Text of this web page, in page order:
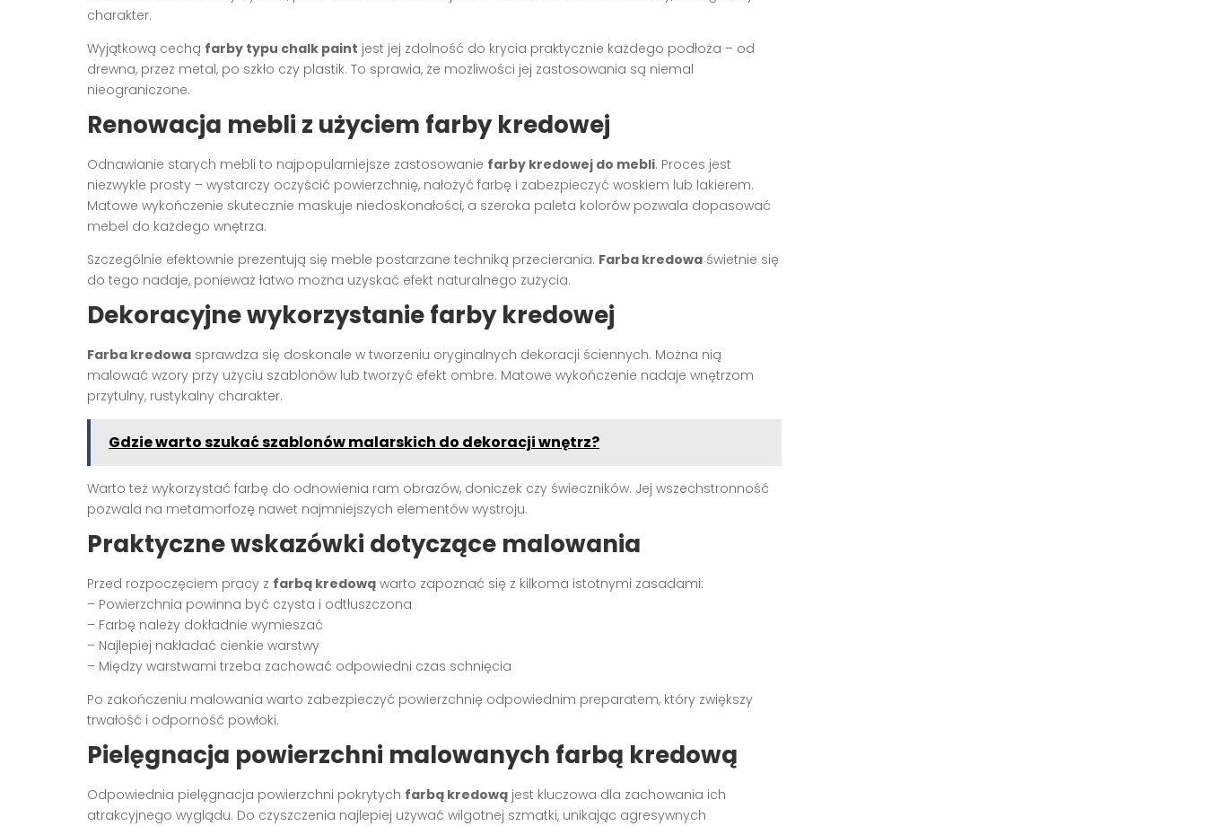
charakter.
Wyjątkową cechą farby typu chalk paint jest jej zdolność do krycia praktycznie każdego podłoża – od
drewna, przez metal, po szkło czy plastik. To sprawia, że możliwości jej zastosowania są niemal
nieograniczone.
Renowacja mebli z użyciem farby kredowej
Odnawianie starych mebli to najpopularniejsze zastosowanie farby kredowej do mebli. Proces jest
niezwykle prosty – wystarczy oczyścić powierzchnię, nałożyć farbę i zabezpieczyć woskiem lub lakierem.
Matowe wykończenie skutecznie maskuje niedoskonałości, a szeroka paleta kolorów pozwala dopasować
mebel do każdego wnętrza.
Szczególnie efektownie prezentują się meble postarzane techniką przecierania. Farba kredowa świetnie się
do tego nadaje, ponieważ łatwo można uzyskać efekt naturalnego zużycia.
Dekoracyjne wykorzystanie farby kredowej
Farba kredowa sprawdza się doskonale w tworzeniu oryginalnych dekoracji ściennych. Można nią
malować wzory przy użyciu szablonów lub tworzyć efekt ombre. Matowe wykończenie nadaje wnętrzom
przytulny, rustykalny charakter.
Gdzie warto szukać szablonów malarskich do dekoracji wnętrz?
Warto też wykorzystać farbę do odnowienia ram obrazów, doniczek czy świeczników. Jej wszechstronność
pozwala na metamorfozę nawet najmniejszych elementów wystroju.
Praktyczne wskazówki dotyczące malowania
Przed rozpoczęciem pracy z farbą kredową warto zapoznać się z kilkoma istotnymi zasadami:
– Powierzchnia powinna być czysta i odtłuszczona
– Farbę należy dokładnie wymieszać
– Najlepiej nakładać cienkie warstwy
– Między warstwami trzeba zachować odpowiedni czas schnięcia
Po zakończeniu malowania warto zabezpieczyć powierzchnię odpowiednim preparatem, który zwiększy
trwałość i odporność powłoki.
Pielęgnacja powierzchni malowanych farbą kredową
Odpowiednia pielęgnacja powierzchni pokrytych farbą kredową jest kluczowa dla zachowania ich
atrakcyjnego wyglądu. Do czyszczenia najlepiej używać wilgotnej szmatki, unikając agresywnych